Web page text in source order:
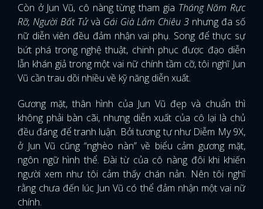
Còn ở Jun Vũ, cô nàng từng tham gia Tháng Năm Rực
Rỡ, Người Bất Tửvà Gái Già Lắm Chiêu 3 nhưng đa số
nữ diễn viên đều đảm nhận vai phụ. Song để thực sự
bứt phá trong nghệ thuật, chinh phục được đạo diễn
lẫn khán giả trong một vai nữ chính tầm cỡ, tôi nghĩ Jun
Vũ cần trau dồi nhiều về kỹ năng diễn xuất.
Gương mặt, thân hình của Jun Vũ đẹp và chuẩn thì
không phải bàn cãi, nhưng diễn xuất của cô lại là chủ
đều đáng để tranh luận. Bởi tương tự như Diễm My 9X,
ở Jun Vũ cũng “nghèo nàn” về biểu cảm gương mặt,
ngôn ngữ hình thể. Đài từ của cô nàng đôi khi khiến
người xem như tôi cảm thấy chán nản. Nên tôi nghĩ
rằng chưa đến lúc Jun Vũ có thể đảm nhận một vai nữ
chính.